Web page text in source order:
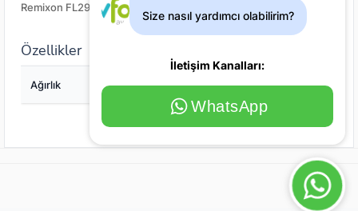
Remixon FL29 Şamandıra
Özellikler
Ağırlık 4
Size nasıl yardımcı olabilirim?
İletişim Kanalları:
WhatsApp